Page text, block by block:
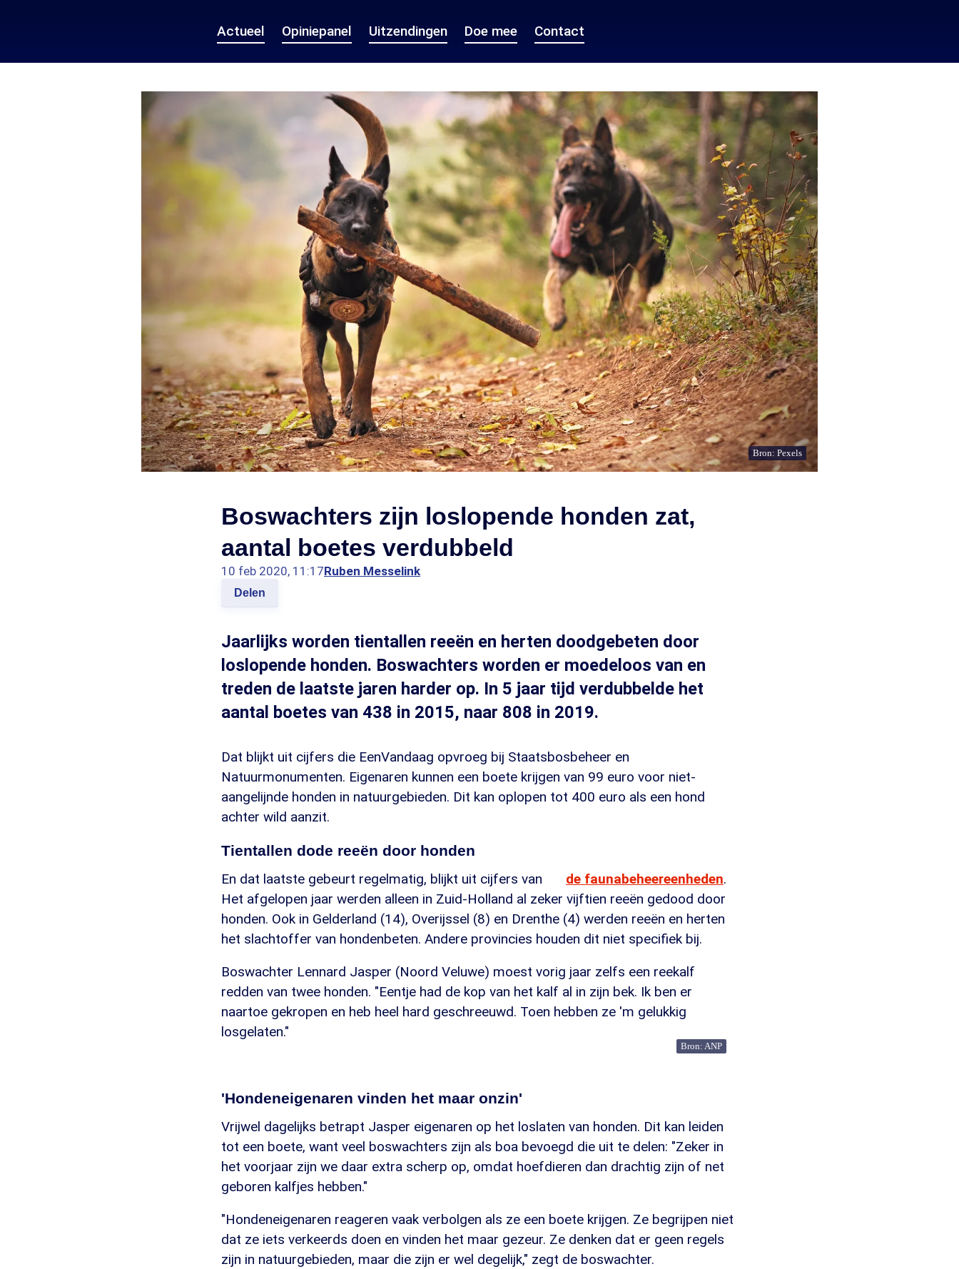
Actueel Opiniepanel Uitzendingen Doe mee Contact
Bron: Pexels
Boswachters zijn loslopende honden zat,
aantal boetes verdubbeld
10 feb 2020, 11:17Ruben Messelink
Delen
Jaarlijks worden tientallen reeën en herten doodgebeten door
loslopende honden. Boswachters worden er moedeloos van en
treden de laatste jaren harder op. In 5 jaar tijd verdubbelde het
aantal boetes van 438 in 2015, naar 808 in 2019.
Dat blijkt uit cijfers die EenVandaag opvroeg bij Staatsbosbeheer en
Natuurmonumenten. Eigenaren kunnen een boete krijgen van 99 euro voor niet-
aangelijnde honden in natuurgebieden. Dit kan oplopen tot 400 euro als een hond
achter wild aanzit.
Tientallen dode reeën door honden
En dat laatste gebeurt regelmatig, blijkt uit cijfers van
de faunabeheereenheden.
Het afgelopen jaar werden alleen in Zuid-Holland al zeker vijftien reeën gedood door
honden. Ook in Gelderland (14), Overijssel (8) en Drenthe (4) werden reeën en herten
het slachtoffer van hondenbeten. Andere provincies houden dit niet specifiek bij.
Boswachter Lennard Jasper (Noord Veluwe) moest vorig jaar zelfs een reekalf
redden van twee honden. "Eentje had de kop van het kalf al in zijn bek. Ik ben er
naartoe gekropen en heb heel hard geschreeuwd. Toen hebben ze 'm gelukkig
losgelaten."
Bron: ANP
'Hondeneigenaren vinden het maar onzin'
Vrijwel dagelijks betrapt Jasper eigenaren op het loslaten van honden. Dit kan leiden
tot een boete, want veel boswachters zijn als boa bevoegd die uit te delen: "Zeker in
het voorjaar zijn we daar extra scherp op, omdat hoefdieren dan drachtig zijn of net
geboren kalfjes hebben."
"Hondeneigenaren reageren vaak verbolgen als ze een boete krijgen. Ze begrijpen niet
dat ze iets verkeerds doen en vinden het maar gezeur. Ze denken dat er geen regels
zijn in natuurgebieden, maar die zijn er wel degelijk," zegt de boswachter.